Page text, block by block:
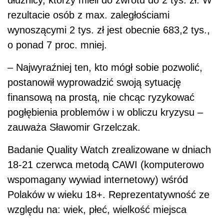
rezultacie osób z max. zaległościami
wynoszącymi 2 tys. zł jest obecnie 683,2 tys.,
o ponad 7 proc. mniej.
– Najwyraźniej ten, kto mógł sobie pozwolić,
postanowił wyprowadzić swoją sytuację
finansową na prostą, nie chcąc ryzykować
pogłębienia problemów i w obliczu kryzysu –
zauważa Sławomir Grzelczak.
Badanie Quality Watch zrealizowane w dniach
18-21 czerwca metodą CAWI (komputerowo
wspomagany wywiad internetowy) wśród
Polaków w wieku 18+. Reprezentatywność ze
względu na: wiek, płeć, wielkość miejsca